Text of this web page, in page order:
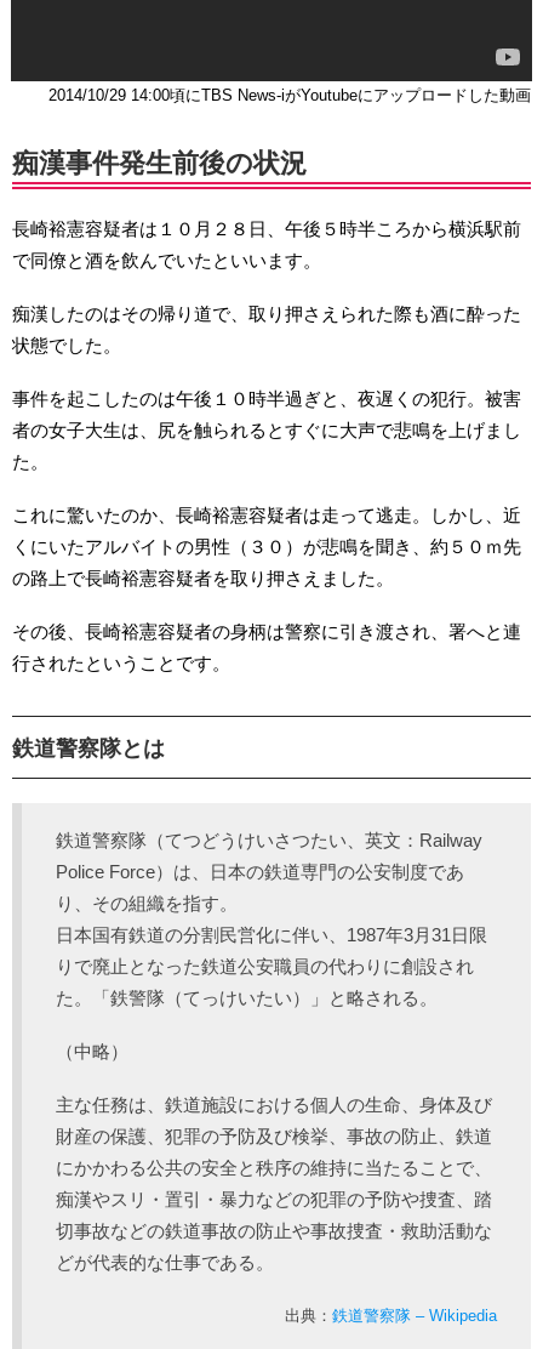
2014/10/29 14:00頃にTBS News-iがYoutubeにアップロードした動画
痴漢事件発生前後の状況
長崎裕憲容疑者は１０月２８日、午後５時半ころから横浜駅前
で同僚と酒を飲んでいたといいます。
痴漢したのはその帰り道で、取り押さえられた際も酒に酔った
状態でした。
事件を起こしたのは午後１０時半過ぎと、夜遅くの犯行。被害
者の女子大生は、尻を触られるとすぐに大声で悲鳴を上げまし
た。
これに驚いたのか、長崎裕憲容疑者は走って逃走。しかし、近
くにいたアルバイトの男性（３０）が悲鳴を聞き、約５０ｍ先
の路上で長崎裕憲容疑者を取り押さえました。
その後、長崎裕憲容疑者の身柄は警察に引き渡され、署へと連
行されたということです。
鉄道警察隊とは
鉄道警察隊（てつどうけいさつたい、英文：Railway
Police Force）は、日本の鉄道専門の公安制度であ
り、その組織を指す。
日本国有鉄道の分割民営化に伴い、1987年3月31日限
りで廃止となった鉄道公安職員の代わりに創設され
た。「鉄警隊（てっけいたい）」と略される。
（中略）
主な任務は、鉄道施設における個人の生命、身体及び
財産の保護、犯罪の予防及び検挙、事故の防止、鉄道
にかかわる公共の安全と秩序の維持に当たることで、
痴漢やスリ・置引・暴力などの犯罪の予防や捜査、踏
切事故などの鉄道事故の防止や事故捜査・救助活動な
どが代表的な仕事である。
出典： 鉄道警察隊 – Wikipedia